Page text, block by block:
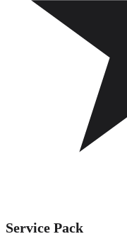
Service Pack